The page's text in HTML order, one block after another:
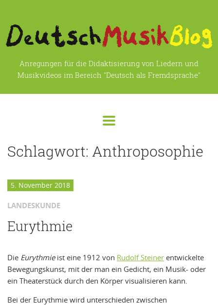
Anregungen für die Didaktisierung von Liedern und
Musikvideos im Bereich "Deutsch als Fremdsprache"
Schlagwort: Anthroposophie
5. November 2018
LANDESKUNDE
Eurythmie
Die Eurythmie ist eine 1912 von Rudolf Steiner entwickelte
Bewegungskunst, mit der man ein Gedicht, ein Musik- oder
ein Theaterstück durch den Körper visualisieren kann.
Bei der Eurythmie wird unterschieden zwischen